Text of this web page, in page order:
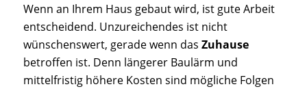
Wenn an Ihrem Haus gebaut wird, ist gute Arbeit
entscheidend. Unzureichendes ist nicht
wünschenswert, gerade wenn das Zuhause
betroffen ist. Denn längerer Baulärm und
mittelfristig höhere Kosten sind mögliche Folgen